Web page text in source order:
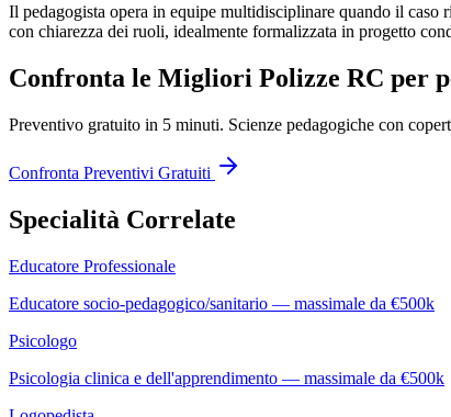
Il pedagogista opera in equipe multidisciplinare quando il caso
con chiarezza dei ruoli, idealmente formalizzata in progetto
Confronta le Migliori Polizze RC per
Preventivo gratuito in 5 minuti. Scienze pedagogiche con
Confronta Preventivi Gratuiti
Specialità Correlate
Educatore Professionale
Educatore socio-pedagogico/sanitario — massimale da €500k
Psicologo
Psicologia clinica e dell'apprendimento — massimale da €500k